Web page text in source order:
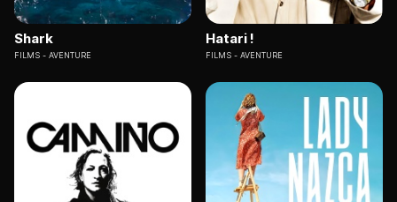
Shark
FILMS AVENTURE
Hatari !
FILMS AVENTURE